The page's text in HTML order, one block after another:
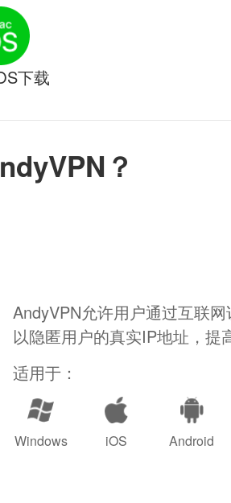
？
AndyVPN允许用户通过互联
以隐匿用户的真实IP地址，提
适用于：
Windows iOS Android
下载